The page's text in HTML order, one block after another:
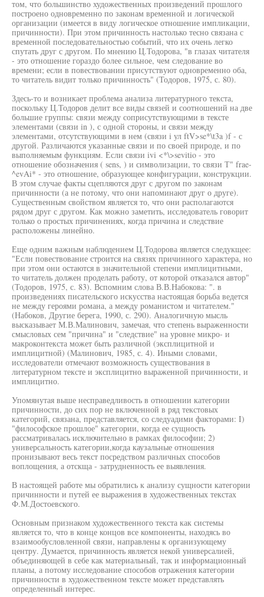
том, что большинство художественных произведений прошлого
построено одновременно по законам временной и логической
организации (имеется в виду логическое отношение импликации,
причинности). При этом причинность настолько тесно связана с
временной последовательностью событий, что их очень легко
спутать друг с другом. По мнению Ц.Тодорова, "в глазах читателя
- это отношение гораздо более сильное, чем следование во
времени; если в повествовании присутствуют одновременно оба,
то читатель видит только причинность" (Тодоров, 1975, с. 80).
Здесь-то и возникает проблема анализа литературного текста,
поскольку Ц.Тодоров делит все виды связей и соотношений на две
большие группы: связи между соприсутствующими в тексте
элементами (связи in ), с одной стороны, и связи между
элементами, отсутствующими в нем (связи i ул ftV>se*\t3a )f - с
другой. Различаются указанные связи и по своей природе, и по
выполняемым функциям. Если связи ivi <*\>sevitio - это
отношение обозначения ( sens, ) и символизации, то связи Т" frae-
^evAi* - это отношение, образующее конфигурации, конструкции.
В этом случае факты сцепляются друг с другом по законам
причинности (а не потому, что они напоминают друг о друге).
Существенным свойством является то, что они располагаются
рядом друг с другом. Как можно заметить, исследователь говорит
только о простых причинениях, когда причина и следствие
расположены линейно.
Еще одним важным наблюдением Ц.Тодорова является следукщее:
"Если повествование строится на связях причинного характера, но
при этом они остаются в значительной степени имплицитными,
то читатель должен проделать работу, от которой отказался автор"
(Тодоров, 1975, с. 83). Вспомним слова В.В.Набокова: ". в
произведениях писательского искусства настоящая борьба ведется
не между героями романа, а между романистом и читателем."
(Набоков, Другие берега, 1990, с. 290). Аналогичную мысль
высказывает М.В.Малинович, замечая, что степень выраженности
смысловых сем "причина" и "следствие" на уровне микро- и
макроконтекста может быть различной (эксплицитной и
имплицитной) (Малинович, 1985, с. 4). Иными словами,
исследователи отмечают возможность существования в
литературном тексте и эксплицитно выраженной причинности, и
имплицитно.
Упомянутая выше несправедливость в отношении категории
причинности, до сих пор не включенной в ряд текстовых
категорий, связана, представляется, со следуадими факторами: I)
"философское прошлое" категории, когда ее сущность
рассматривалась исключительно в рамках философии; 2)
универсальность категории,когда каузальные отношения
пронизывают весь текст посредством различных способов
воплощения, а отскща - затрудненность ее выявления.
В настоящей работе мы обратились к анализу сущности категории
причинности и путей ее выражения в художественных текстах
Ф.М.Достоевского.
Основным признаком художественного текста как системы
является то, что в конце концов все компоненты, находясь во
взаимообусловленной связи, направлены к организующему
центру. Думается, причинность является некой универсалией,
объединяющей в себе как материальный, так и информационный
планы, а потому исследование способов отражения категории
причинности в художественном тексте может представлять
определенный интерес.